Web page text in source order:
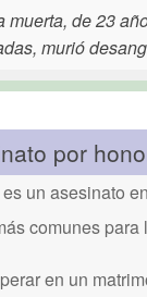
muerta, de 23
murió
por
un asesinato
comunes
en un